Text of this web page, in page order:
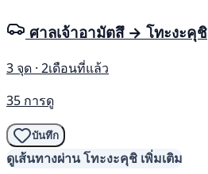
ศาลเจ้าอามัตสึ → โทะงะคุชิ
3 จุด · 2เดือนที่แล้ว
35 การดู
บันทึก
ดูเส้นทางผ่าน โทะงะคุชิ เพิ่มเติม